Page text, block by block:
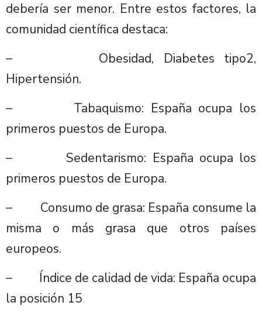
debería ser menor. Entre estos factores, la
comunidad científica destaca:
– Obesidad, Diabetes tipo2,
Hipertensión.
– Tabaquismo: España ocupa los
primeros puestos de Europa.
– Sedentarismo: España ocupa los
primeros puestos de Europa.
– Consumo de grasa: España consume la
misma o más grasa que otros países
europeos.
– Índice de calidad de vida: España ocupa
la posición 15